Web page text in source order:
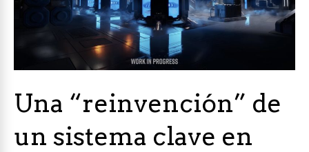
Una “reinvención” de
un sistema clave en